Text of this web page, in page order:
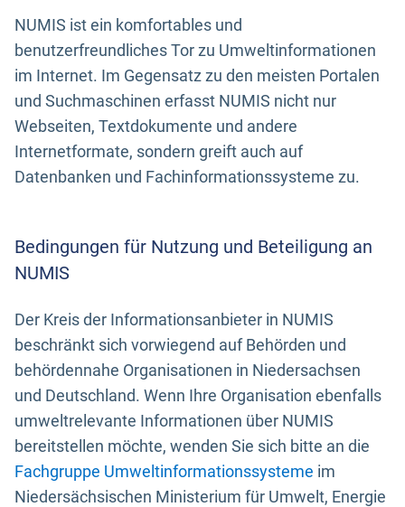
NUMIS ist ein komfortables und
benutzerfreundliches Tor zu Umweltinformationen
im Internet. Im Gegensatz zu den meisten Portalen
und Suchmaschinen erfasst NUMIS nicht nur
Webseiten, Textdokumente und andere
Internetformate, sondern greift auch auf
Datenbanken und Fachinformationssysteme zu.
Bedingungen für Nutzung und Beteiligung an
NUMIS
Der Kreis der Informationsanbieter in NUMIS
beschränkt sich vorwiegend auf Behörden und
behördennahe Organisationen in Niedersachsen
und Deutschland. Wenn Ihre Organisation ebenfalls
umweltrelevante Informationen über NUMIS
bereitstellen möchte, wenden Sie sich bitte an die
Fachgruppe Umweltinformationssysteme im
Niedersächsischen Ministerium für Umwelt, Energie